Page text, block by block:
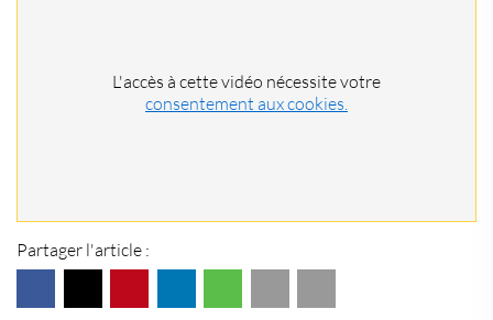
L'accès à cette vidéo nécessite votre
consentement aux cookies.
Partager l'article :